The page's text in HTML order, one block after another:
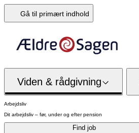
Gå til primært indhold
Viden & rådgivning
Arbejdsliv
Dit arbejdsliv – før, under og efter pension
Find job